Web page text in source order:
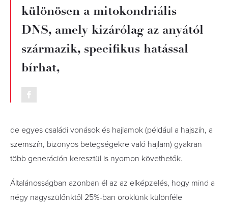
különösen a mitokondriális
DNS, amely kizárólag az anyától
származik, specifikus hatással
bírhat,
de egyes családi vonások és hajlamok (például a hajszín, a
szemszín, bizonyos betegségekre való hajlam) gyakran
több generáción keresztül is nyomon követhetők.
Általánosságban azonban él az az elképzelés, hogy mind a
négy nagyszülőnktől 25%-ban öröklünk különféle